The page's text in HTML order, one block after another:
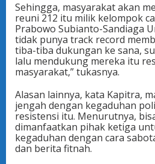
Sehingga, masyarakat akan
reuni 212 itu milik kelompok
Prabowo Subianto-Sandiaga
tidak punya track record
tiba-tiba dukungan ke sana,
lalu mendukung mereka itu
masyarakat,” tukasnya.
Alasan lainnya, kata Kapitra,
jengah dengan kegaduhan
resistensi itu. Menurutnya,
dimanfaatkan pihak ketiga
kegaduhan dengan cara
dan berita fitnah.